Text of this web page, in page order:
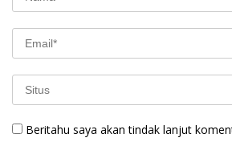
Beritahu saya akan tindak lanjut